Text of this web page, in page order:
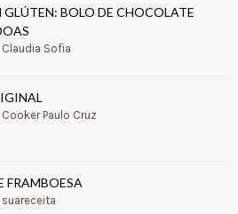
GLÚTEN: BOLO DE CHOCOLATE
Sofia
Paulo Cruz
FRAMBOESA